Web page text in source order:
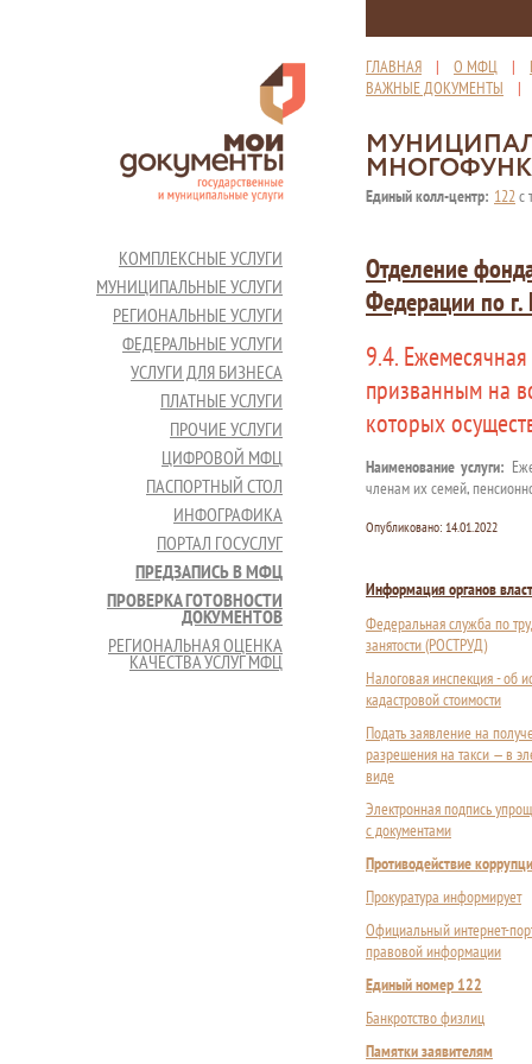
ГЛАВНАЯ | О МФЦ |
ВАЖНЫЕ ДОКУМЕНТЫ
Единый колл-центр: 122с
КОМПЛЕКСНЫЕ УСЛУГИ
МУНИЦИПАЛЬНЫЕ УСЛУГИ
РЕГИОНАЛЬНЫЕ УСЛУГИ
ФЕДЕРАЛЬНЫЕ УСЛУГИ
УСЛУГИ ДЛЯ БИЗНЕСА
ПЛАТНЫЕ УСЛУГИ
ПРОЧИЕ УСЛУГИ
ЦИФРОВОЙ МФЦ
ПАСПОРТНЫЙ СТОЛ
ИНФОГРАФИКА
ПОРТАЛ ГОСУСЛУГ
ПРЕДЗАПИСЬ В МФЦ
ПРОВЕРКА ГОТОВНОСТИ
ДОКУМЕНТОВ
РЕГИОНАЛЬНАЯ ОЦЕНКА
КАЧЕСТВА УСЛУГ МФЦ
Отделение
Федерации по
9.4.
призванным на
которых
Наименование услуги:
членам их семей,
Опубликовано: 14.01.2022
Информация органов
Федеральная служба по
занятости (РОСТРУД)
Налоговая инспекция - об
кадастровой стоимости
Подать заявление на
разрешения на такси — в
виде
Электронная подпись
с документами
Противодействие
Прокуратура информирует
Официальный интернет-
правовой информации
Единый номер 122
Банкротство физлиц
Памятки заявителям